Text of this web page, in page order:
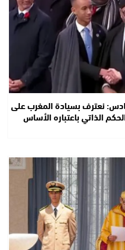
نعترف بسيادة المغرب على
الذاتي باعتباره الأساس